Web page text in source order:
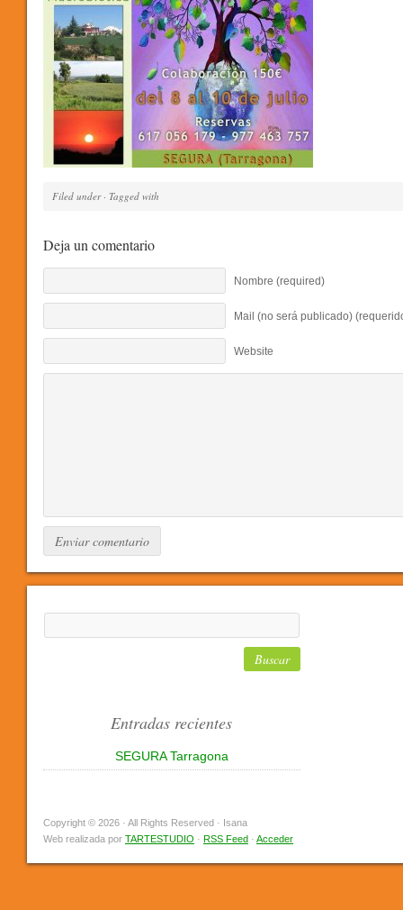
Filed under · Tagged with
Deja un comentario
Nombre (required)
Mail (no será publicado)
Website
Entradas recientes
SEGURA Tarragona
Copyright © 2026 · All Rights Reserved · Isana
Web realizada por TARTESTUDIO · RSS Feed · Acceder